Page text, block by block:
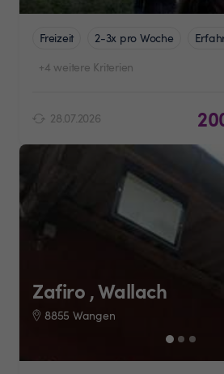
Freizeit 2-3x pro Woche
+4 weitere Kriterien
28.07.2026
Zafiro , Wallach
8855 Wangen